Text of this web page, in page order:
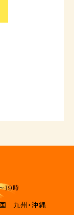
九州・沖縄